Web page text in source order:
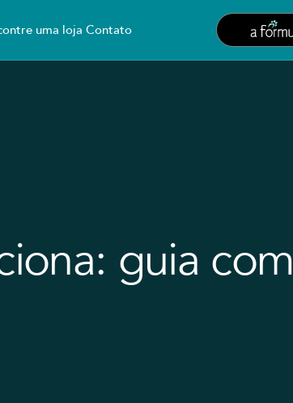
uma loja Contato
guia com